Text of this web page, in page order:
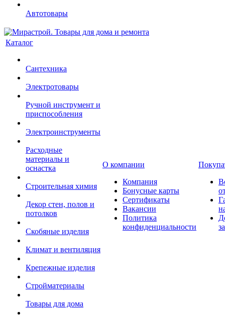
Автотовары
Каталог
Сантехника
Электротовары
Ручной инструмент и
приспособления
Электроинструменты
Расходные
материалы и
оснастка
Строительная химия
Декор стен, полов и
потолков
Скобяные изделия
Климат и вентиляция
Крепежные изделия
Стройматериалы
Товары для дома
О компании
Компания
Бонусные карты
Сертификаты
Вакансии
Политика
конфиденциальности